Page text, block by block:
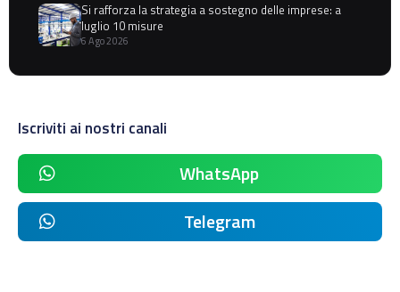
Si rafforza la strategia a sostegno delle imprese: a
luglio 10 misure
6 Ago 2026
Iscriviti ai nostri canali
WhatsApp
Telegram